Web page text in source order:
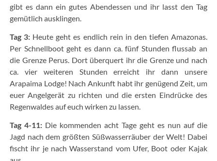
gibt es dann ein gutes Abendessen und ihr lasst den Tag
gemütlich ausklingen.
Tag 3: Heute geht es endlich rein in den tiefen Amazonas.
Per Schnellboot geht es dann ca. fünf Stunden flussab an
die Grenze Perus. Dort überquert ihr die Grenze und nach
ca. vier weiteren Stunden erreicht ihr dann unsere
Arapaima Lodge! Nach Ankunft habt ihr genügend Zeit, um
euer Angelgerät zu richten und die ersten Eindrücke des
Regenwaldes auf euch wirken zu lassen.
Tag 4-11: Die kommenden acht Tage geht es nun auf die
Jagd nach dem größten Süßwasserräuber der Welt! Dabei
fischt ihr je nach Wasserstand vom Ufer, Boot oder Kajak